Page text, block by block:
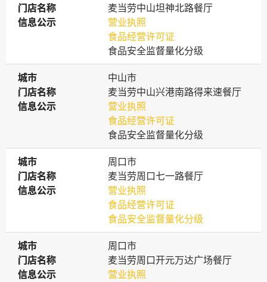
门店名称
门店名称
麦当劳中山坦神北路餐厅
信息公示
信息公示
营业执照
食品经营许可证
食品安全监督量化分级
城市
城市
中山市
门店名称
门店名称
麦当劳中山兴港南路得来速餐厅
信息公示
信息公示
营业执照
食品经营许可证
食品安全监督量化分级
城市
城市
周口市
门店名称
门店名称
麦当劳周口七一路餐厅
信息公示
信息公示
营业执照
食品经营许可证
食品安全监督量化分级
城市
城市
周口市
门店名称
门店名称
麦当劳周口开元万达广场餐厅
信息公示
信息公示
营业执照